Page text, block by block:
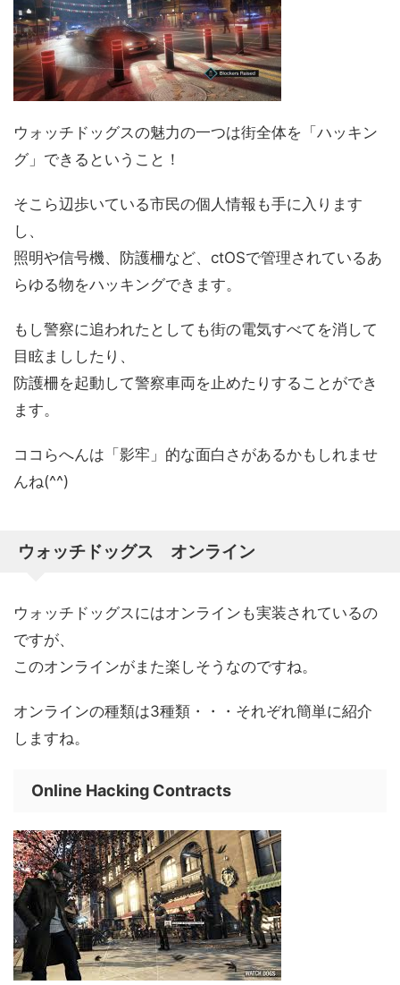
ウォッチドッグスの魅力の一つは街全体を「ハッキン
グ」できるということ！
そこら辺歩いている市民の個人情報も手に入ります
し、
照明や信号機、防護柵など、ctOSで管理されているあ
らゆる物をハッキングできます。
もし警察に追われたとしても街の電気すべてを消して
目眩まししたり、
防護柵を起動して警察車両を止めたりすることができ
ます。
ココらへんは「影牢」的な面白さがあるかもしれませ
んね(^^)
ウォッチドッグス オンライン
ウォッチドッグスにはオンラインも実装されているの
ですが、
このオンラインがまた楽しそうなのですね。
オンラインの種類は3種類・・・それぞれ簡単に紹介
しますね。
Online Hacking Contracts